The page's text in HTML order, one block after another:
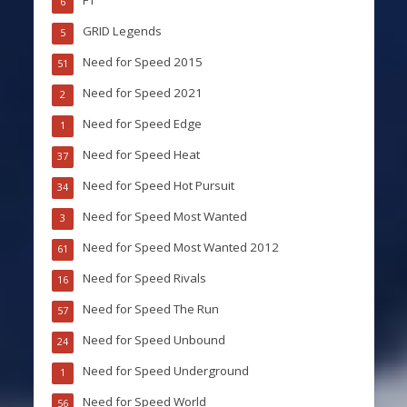
GRID Legends
5
Need for Speed 2015
51
Need for Speed 2021
2
Need for Speed Edge
1
Need for Speed Heat
37
Need for Speed Hot Pursuit
34
Need for Speed Most Wanted
3
Need for Speed Most Wanted 2012
61
Need for Speed Rivals
16
Need for Speed The Run
57
Need for Speed Unbound
24
Need for Speed Underground
1
Need for Speed World
56